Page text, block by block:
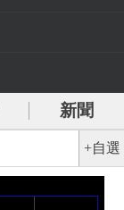
新聞
+自選